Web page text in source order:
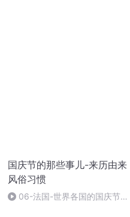
国庆节的那些事儿-来历由来
风俗习惯
06-法国-世界各国的国庆节-